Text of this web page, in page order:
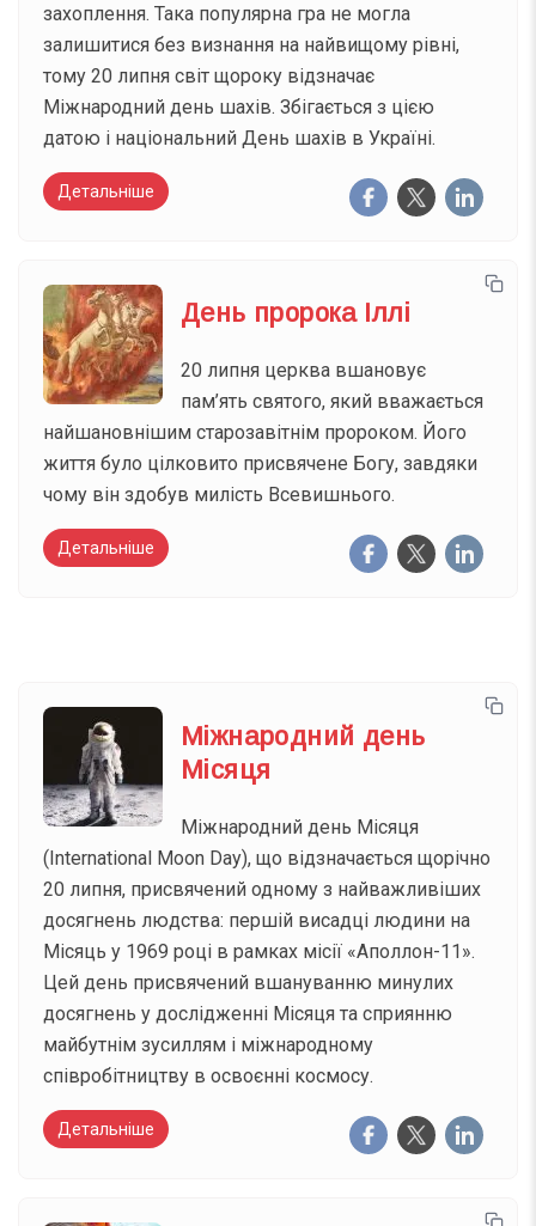
захоплення. Така популярна гра не могла
залишитися без визнання на найвищому рівні,
тому 20 липня світ щороку відзначає
Міжнародний день шахів. Збігається з цією
датою і національний День шахів в Україні.
Детальніше
День пророка Іллі
20 липня церква вшановує
пам’ять святого, який вважається
найшановнішим старозавітнім пророком. Його
життя було цілковито присвячене Богу, завдяки
чому він здобув милість Всевишнього.
Детальніше
Міжнародний день
Місяця
Міжнародний день Місяця
(International Moon Day), що відзначається щорічно
20 липня, присвячений одному з найважливіших
досягнень людства: першій висадці людини на
Місяць у 1969 році в рамках місії «Аполлон-11».
Цей день присвячений вшануванню минулих
досягнень у дослідженні Місяця та сприянню
майбутнім зусиллям і міжнародному
співробітництву в освоєнні космосу.
Детальніше